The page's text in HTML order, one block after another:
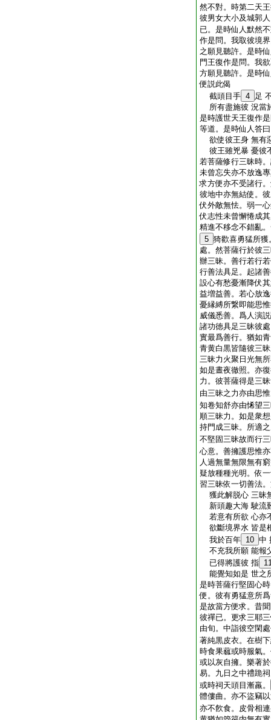
然不對。時第二天
彼男女大小及城郭
已。是時仙人默然
作是問。我取彼境
之願見聽許。是時
門王復作是問。我
方願見聽許。是時
便説此偈
截頭目手 4 足
所有盡施彼 況當
是時護世天王復作
等道。是時仙人答曰
欲使彼王身 無有
彼王雖兇暴 憂彼
若菩薩修行三昧時
未曾忘失亦不放逸
求方便亦不受諸行
彼地中亦無結使。
伏外敵無怯。弱一
伏志性未曾懈惓成
精進不移念不錯亂
5 猗歡喜勇猛所
處。然菩薩行於彼
辦三昧。善行若行
行善法具足。起諸
設心有愁憂漸降伏
益増益善。若心放
憂縁縛所繋即能思
威儀悉善。爲人演
諸功徳具足三昧彼
實最爲善行。猶如
青黄白黒皆隨彼三
三昧力火聚日光無
如是晝夜徹照。亦
力。彼菩薩得是三
由三昧之力亦由思
知卷知舒亦由悕望
順三昧力。如是衆
持門成三昧。所適
不堅固三昧故而行
心意。善擁護思惟
人過無量無限無有
疑放種種光明。依
習三昧依一切善法
獲此解脱心 三昧
新頭趣大海 駛流
若意有所欲 心亦
欲斷境界水 皆是
我於百年 10 中
不充我所願 能報
已得將護彼 指
能覺知如是 世之
是時菩薩行堅固心
便。彼有勇猛意所
是故當方便求。昔
彼禪已。更求三耶
由旬。中詣彼空閑
著純黒皮衣。在樹
時食果蓏或時服氣
或以灰自擁。樂著
易。九日之中禮跪
或時祠天頭目漸羸。
體僂曲。亦不盜竊
亦不飮食。皮骨相